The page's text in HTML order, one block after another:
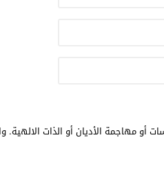
أو مهاجمة الأديان أو الذات الالهية.